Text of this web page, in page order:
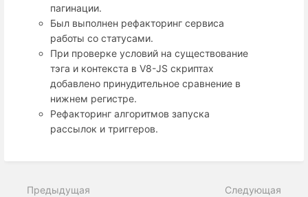
пагинации.
Был выполнен рефакторинг сервиса
работы со статусами.
При проверке условий на существование
тэга и контекста в V8-JS скриптах
добавлено принудительное сравнение в
нижнем регистре.
Рефакторинг алгоритмов запуска
рассылок и триггеров.
Предыдущая Следующая